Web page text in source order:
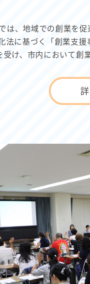
は、地域での創業を
法に基づく「創業支
受け、市内において創